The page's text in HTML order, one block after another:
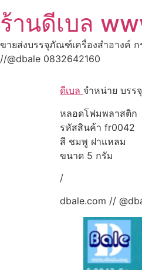
ร้านดีเบล
ขายส่งบรรจุภัณฑ์เครื่องสำอางค์
//@dbale 0832642160
ดีเบล จำหน่าย บรร
หลอดโฟมพลาสติก
รหัสสินค้า fr0042
สี ชมพู ฝาแหลม
ขนาด 5 กรัม
/
dbale.com //